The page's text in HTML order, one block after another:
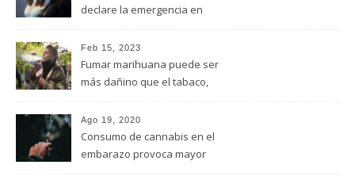
declare la emergencia en
Feb 15, 2023
Fumar marihuana puede ser
más dañino que el tabaco,
Universidad de Ottawa
Ago 19, 2020
Consumo de cannabis en el
embarazo provoca mayor